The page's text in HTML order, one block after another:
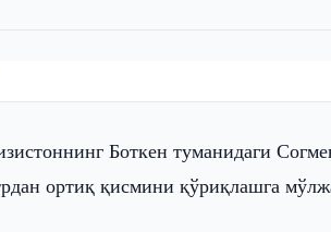
Боткен туманидаги
ортиқ қисмини қўриқлашга